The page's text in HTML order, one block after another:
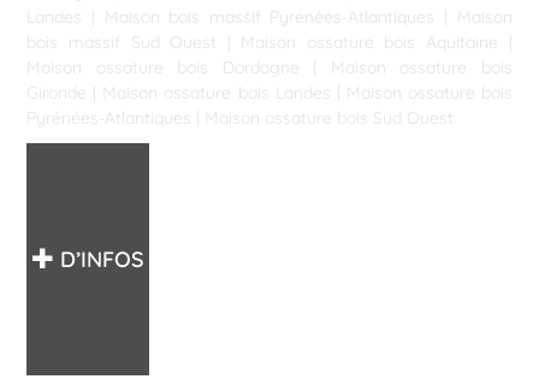
Landes | Maison bois massif Pyrénées-Atlantiques |
Maison
bois massif Sud Ouest
| Maison ossature bois Aquitaine |
Maison ossature bois Dordogne |
Maison ossature bois
Gironde | Maison ossature bois Landes | Maison ossature bois
Pyrénées-Atlantiques | Maison ossature bois Sud Ouest
D’INFOS